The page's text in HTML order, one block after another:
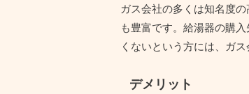
ガス会社の多くは知名度
も豊富です。 給湯器の購
くないという方には、ガス
デメリット